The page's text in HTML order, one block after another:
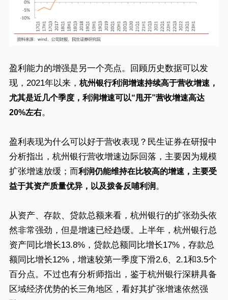
盈利能力的增强是另一个亮点。回顾历史数据可以发
现，2021年以来， 杭州银行利润增速持续高于营收增速，
尤其是近几个季度，利润增速可以“甩开”营收增速高达
20%左右。
盈利表现为什么可以好于营收表现？民生证券在研报中
分析指出，杭州银行营收增速边际回落，主要因为规模
扩张增速放缓；而利润仍能维持在比较高的增速，主要受
益于其资产质量优异，以及拨备反哺利润。
从资产、存款、贷款总额来看，杭州银行的扩张劲头依
然非常强劲，但是增速已经趋缓。上半年，杭州银行总
资产同比增长13.8%，贷款总额同比增长17%，存款总
额同比增长12%，增速较第一季度下滑2.6、2.1和3.5个
百分点。不过也有分析师指出，鉴于杭州银行深耕具备
区域经济优势的长三角地区，看好其扩张增速依然强